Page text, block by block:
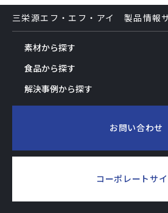
三栄源エフ・エフ・アイ 製品情報
素材から探す
食品から探す
解決事例から探す
お問い合わせ
コーポレートサイ